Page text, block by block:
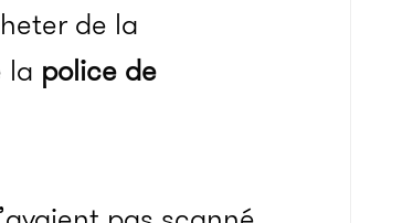
de la
la police de